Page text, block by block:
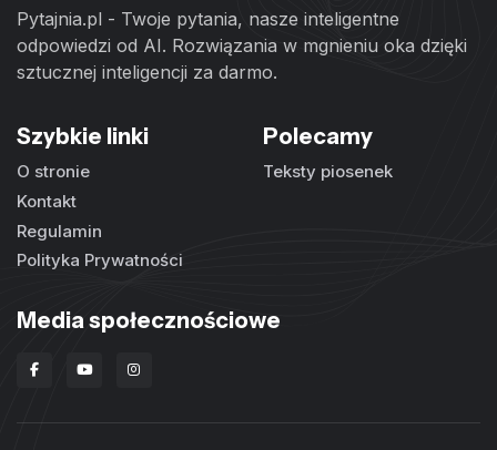
Pytajnia.pl - Twoje pytania, nasze inteligentne
odpowiedzi od AI. Rozwiązania w mgnieniu oka dzięki
sztucznej inteligencji za darmo.
Szybkie linki
O stronie
Kontakt
Regulamin
Polityka Prywatności
Polecamy
Teksty piosenek
Media społecznościowe